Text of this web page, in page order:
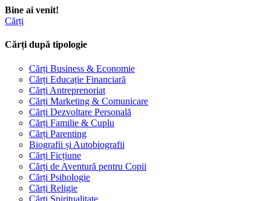
Bine ai venit!
Cărți
Cărți după tipologie
Cărți Business & Economie
Cărți Educație Financiară
Cărți Antreprenoriat
Cărți Marketing & Comunicare
Cărți Dezvoltare Personală
Cărți Familie & Cuplu
Cărți Parenting
Biografii și Autobiografii
Cărți Ficțiune
Cărți de Aventură pentru Copii
Cărți Psihologie
Cărți Religie
Cărți Spiritualitate